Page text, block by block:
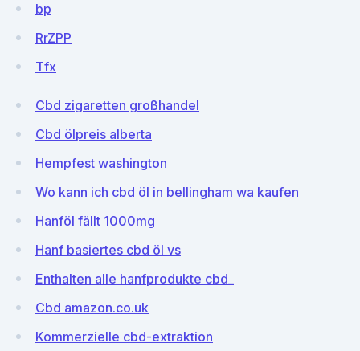
bp
RrZPP
Tfx
Cbd zigaretten großhandel
Cbd ölpreis alberta
Hempfest washington
Wo kann ich cbd öl in bellingham wa kaufen
Hanföl fällt 1000mg
Hanf basiertes cbd öl vs
Enthalten alle hanfprodukte cbd_
Cbd amazon.co.uk
Kommerzielle cbd-extraktion